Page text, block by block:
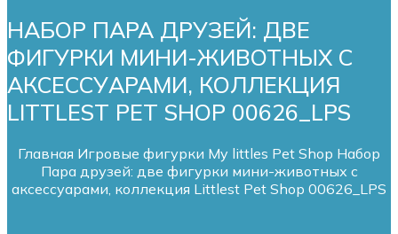
НАБОР ПАРА ДРУЗЕЙ: ДВЕ
ФИГУРКИ МИНИ-ЖИВОТНЫХ С
АКСЕССУАРАМИ, КОЛЛЕКЦИЯ
LITTLEST PET SHOP 00626_LPS
Главная Игровые фигурки My littles Pet Shop Набор
Пара друзей: две фигурки мини-животных с
аксессуарами, коллекция Littlest Pet Shop 00626_LPS